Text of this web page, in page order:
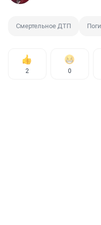
Смертельное ДТП
2 0